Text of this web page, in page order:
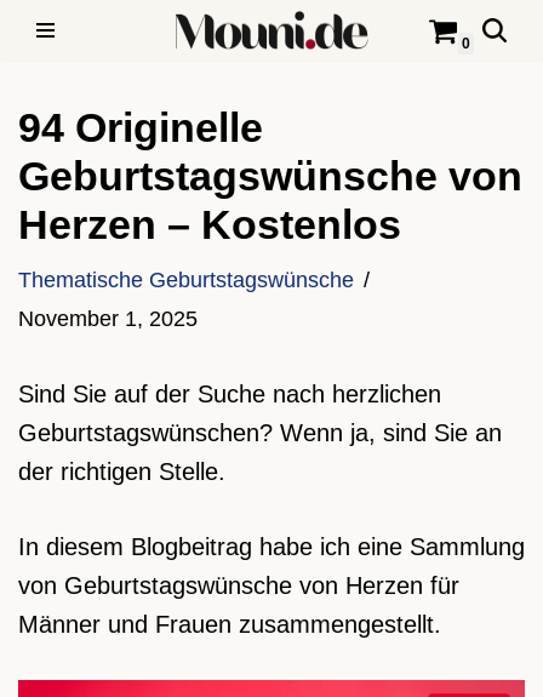
Inhalt
springen
0
94 Originelle
Geburtstagswünsche von
Herzen – Kostenlos
Thematische Geburtstagswünsche
November 1, 2025
Sind Sie auf der Suche nach herzlichen
Geburtstagswünschen? Wenn ja, sind Sie an
der richtigen Stelle.
In diesem Blogbeitrag habe ich eine Sammlung
von Geburtstagswünsche von Herzen für
Männer und Frauen zusammengestellt.